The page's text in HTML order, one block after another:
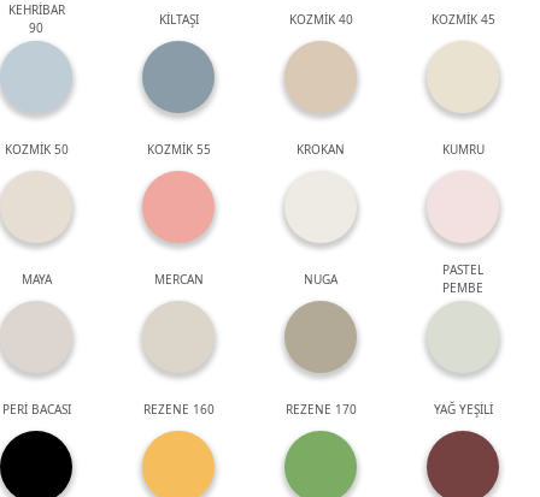
KEHRİBAR
90
KİLTAŞI KOZMİK 40 KOZMİK 45
KOZMİK 50 KOZMİK 55 KROKAN KUMRU
MAYA MERCAN NUGA
PASTEL
PEMBE
PERİ BACASI REZENE 160 REZENE 170 YAĞ YEŞİLİ